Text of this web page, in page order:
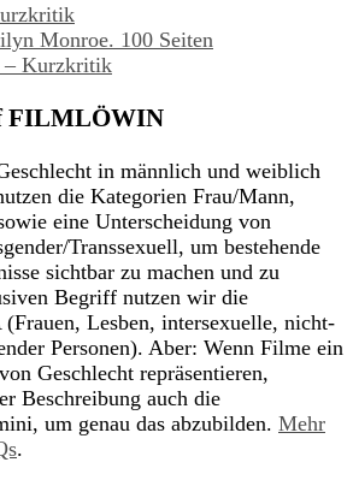
Monroe. 100 Seiten
– Kurzkritik
FILMLÖWIN
in männlich und weiblich
die Kategorien Frau/Mann,
eine Unterscheidung von
Transsexuell, um bestehende
sichtbar zu machen und zu
Begriff nutzen wir die
Lesben, intersexuelle, nicht-
Personen). Aber: Wenn Filme ein
Geschlecht repräsentieren,
Beschreibung auch die
um genau das abzubilden. Mehr
.